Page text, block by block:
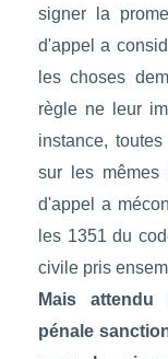
signer la
d'appel a
les choses
règle ne leur
instance,
sur les mêmes
d'appel a
les 1351 du
civile pris
Mais
pénale